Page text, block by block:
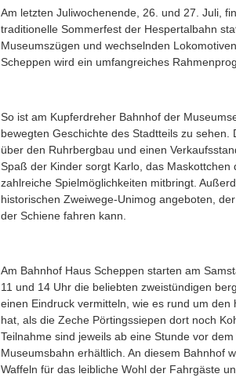
Am letzten Juliwochenende, 26. und 27. Juli,
traditionelle Sommerfest der Hespertalbahn
Museumszügen und wechselnden
Scheppen wird ein umfangreiches
So ist am Kupferdreher Bahnhof der
bewegten Geschichte des Stadtteils zu
über den Ruhrbergbau und einen
Spaß der Kinder sorgt Karlo, das Maskottchen
zahlreiche Spielmöglichkeiten mitbringt.
historischen Zweiwege-Unimog angeboten,
der Schiene fahren kann.
Am Bahnhof Haus Scheppen starten am
11 und 14 Uhr die beliebten zweistündigen
einen Eindruck vermitteln, wie es rund um
hat, als die Zeche Pörtingssiepen dort noch
Teilnahme sind jeweils ab eine Stunde vor
Museumsbahn erhältlich. An diesem Bahnhof
Waffeln für das leibliche Wohl der Fahrgäste